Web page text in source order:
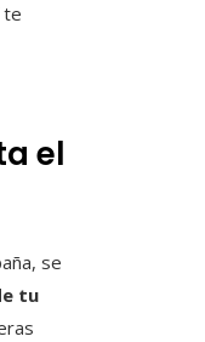
te
el
se
tu